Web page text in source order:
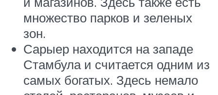
множество парков и зеленых
зон.
Сарыер находится на западе
Стамбула и считается одним из
самых богатых. Здесь немало